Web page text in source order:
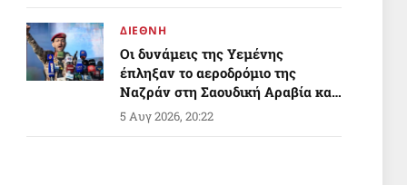
ΔΙΕΘΝΗ
Οι δυνάμεις της Υεμένης
έπληξαν το αεροδρόμιο της
Ναζράν στη Σαουδική Αραβία και
ένα τάνκερ
5 Αυγ 2026, 20:22